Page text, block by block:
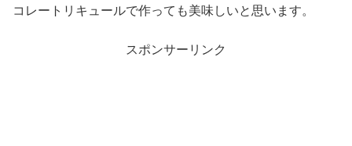
コレートリキュールで作っても美味しいと思います。
スポンサーリンク